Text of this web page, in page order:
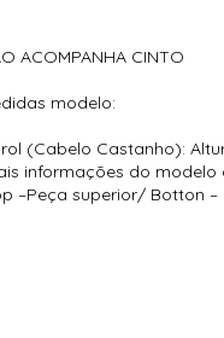
ACOMPANHA CINTO
modelo:
(Cabelo Castanho):
informações do modelo
–Peça superior/ Botton –